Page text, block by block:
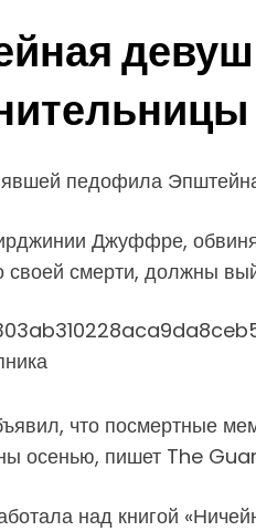
педофила
Джуффре,
своей смерти, должны
что посмертные
осенью, пишет The
над книгой